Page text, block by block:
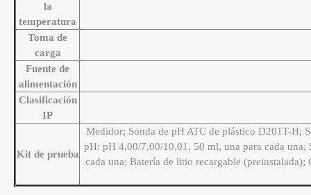
la
temperatura
Toma de
carga
Fuente de
alimentación
Clasificación
IP
Kit de prueba
Medidor; Sonda de pH ATC de plástico D201T-H;
pH: pH 4,00/7,00/10,01, 50 ml, una para cada
cada una; Batería de litio recargable